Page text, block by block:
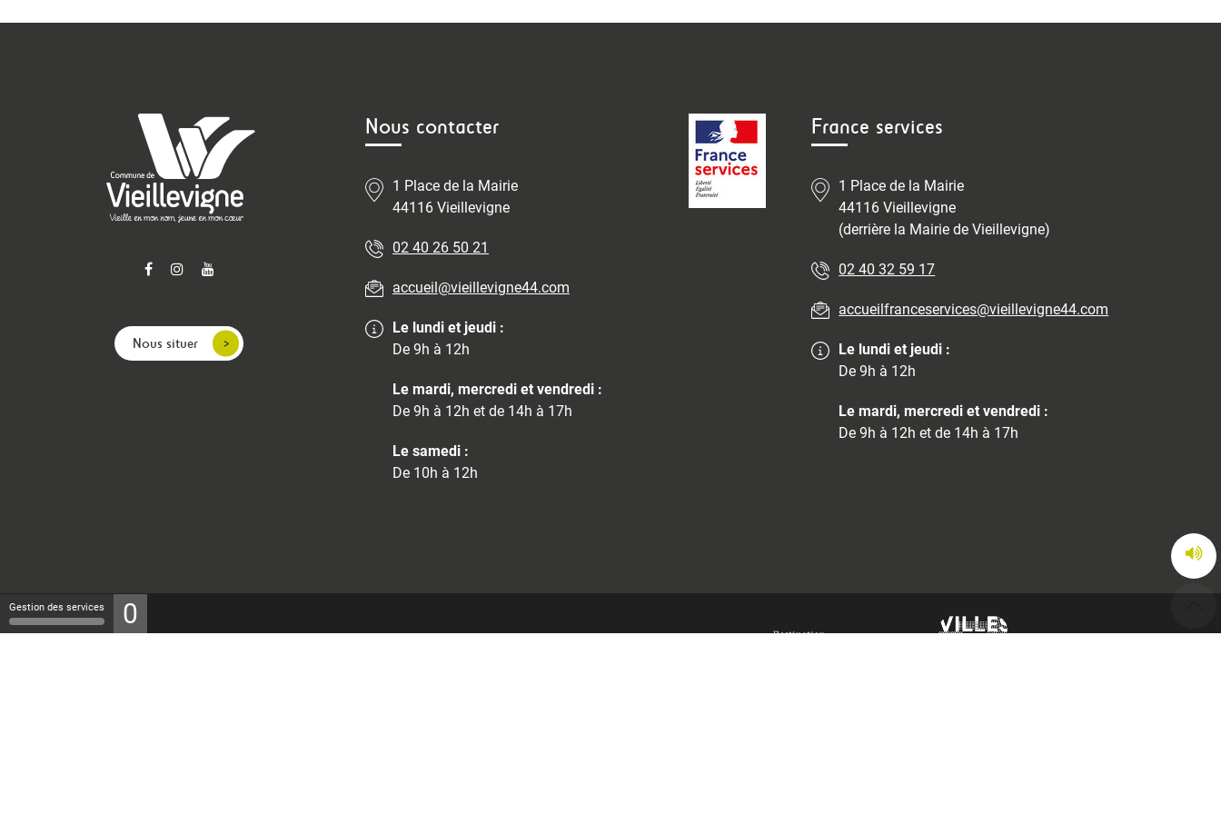
Nous situer
Nous contacter
1 Place de la Mairie
44116 Vieillevigne
02 40 26 50 21
accueil@vieillevigne44.com
Le lundi et jeudi :
De 9h à 12h
Le mardi, mercredi et vendredi :
De 9h à 12h et de 14h à 17h
Le samedi :
De 10h à 12h
France services
1 Place de la Mairie
44116 Vieillevigne
(derrière la Mairie de Vieillevigne)
02 40 32 59 17
accueilfranceservices@vieillevigne44.com
Le lundi et jeudi :
De 9h à 12h
Le mardi, mercredi et vendredi :
De 9h à 12h et de 14h à 17h
Gestion des services 0